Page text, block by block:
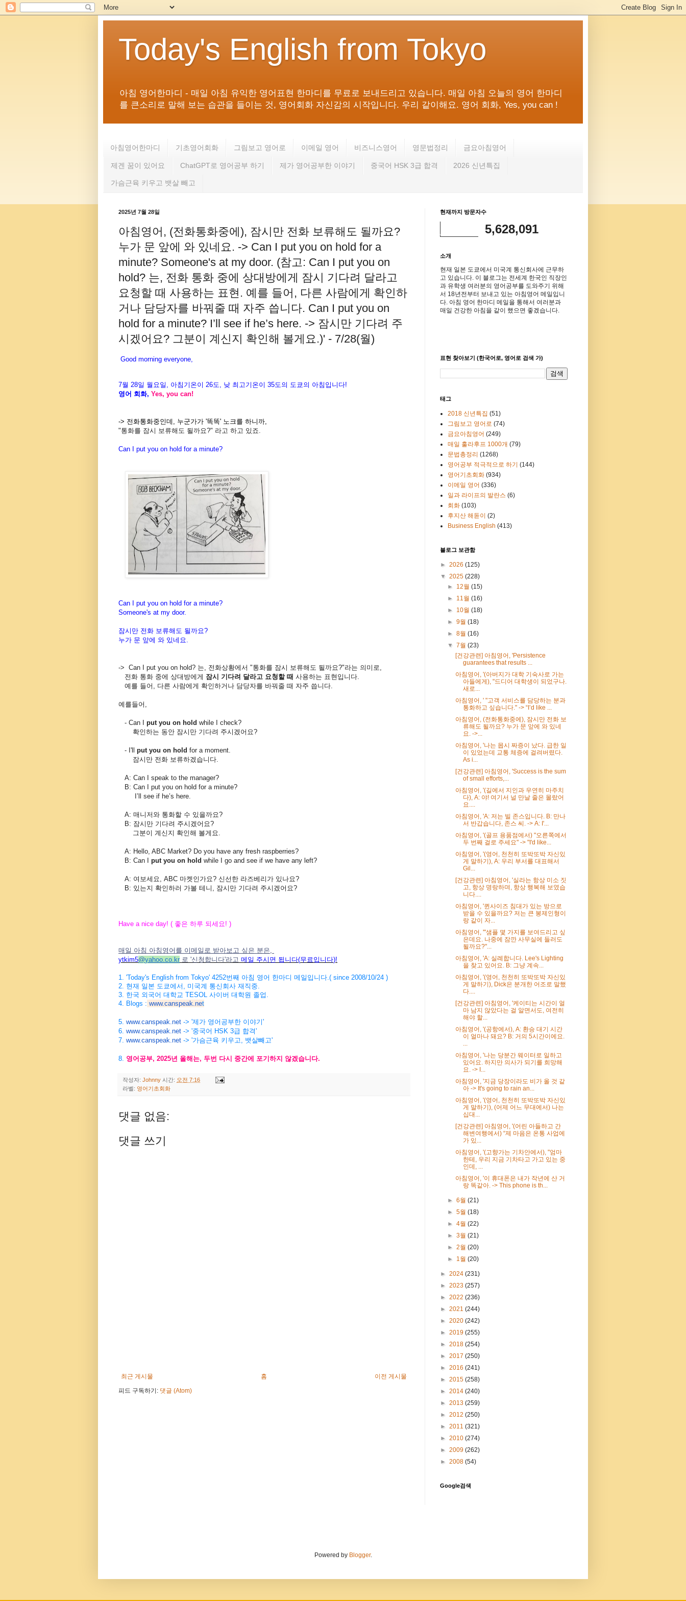
Today's English from Tokyo
아침 영어한마디 - 매일 아침 유익한 영어표현 한마디를 무료로 보내드리고 있습니다. 매일 아침 오늘의 영어 한마디
를 큰소리로 말해 보는 습관을 들이는 것, 영어회화 자신감의 시작입니다. 우리 같이해요. 영어 회화, Yes, you can !
아침영어한마디 기초영어회화 그림보고 영어로 이메일 영어 비즈니스영어 영문법정리 금요아침영어
제겐 꿈이 있어요 ChatGPT로 영어공부 하기 제가 영어공부한 이야기 중국어 HSK 3급 합격 2026 신년특집
가슴근육 키우고 뱃살 빼고
2025년 7월 28일
아침영어, (전화통화중에), 잠시만 전화 보류해도 될까요?
누가 문 앞에 와 있네요. -> Can I put you on hold for a
minute? Someone's at my door. (참고: Can I put you on
hold? 는, 전화 통화 중에 상대방에게 잠시 기다려 달라고
요청할 때 사용하는 표현. 예를 들어, 다른 사람에게 확인하
거나 담당자를 바꿔줄 때 자주 씁니다. Can I put you on
hold for a minute? I’ll see if he’s here. -> 잠시만 기다려 주
시겠어요? 그분이 계신지 확인해 볼게요.)' - 7/28(월)
Good morning everyone,
7월 28일 월 요일 아침기온이 26도 낮 최고기온이 35도 의 도 쿄의 아침입니다!
영어 회화, Yes, you can!
-> 전화통화중인데, 누군가가 '똑똑' 노크를 하니까,
"통화를 잠시 보류해도 될까요?" 라고 하고 있죠.
Can I put you on hold for a minute?
Can I put you on hold for a minute?
Someone's at my door.
잠시만 전화 보류해도 될까요?
누가 문 앞에 와 있네요.
-> Can I put you on hold? 는 전화상황에서 "통화를 잠시 보류해도 될까요?"라는 의미로,
전화 통화 중에 상대방에게 잠시 기다려 달라고 요청할 때 사용하는 표현입니다
예를 들어 다른 사람에게 확인하거나 담당자를 바꿔줄 때 자주 씁니다
예를들어,
- Can I put you on hold while I check?
확인하는 동안 잠시만 기다려 주시겠어요?
- I'll put you on hold for a moment.
잠시만 전화 보류하겠습니다
A: Can I speak to the manager?
B: Can I put you on hold for a minute?
I’ll see if he’s here.
A: 매니저와 통화할 수 있을까요?
B: 잠시만 기다려 주시겠어요?
그분이 계신지 확인해 볼게요
A: Hello, ABC Market? Do you have any fresh raspberries?
B: Can I put you on hold while I go and see if we have any left?
A: 여보세요, ABC 마켓인가요? 신선한 라즈베리가 있나요?
B: 있는지 확인하러 가볼 테니, 잠시만 기다려 주시겠어요?
Have a nice day! ( 좋은 하루 되세요 ! )
매일 아침 아침영어를 이메일로 받아보고 싶은 분은,
ytkim5@yahoo.co.kr 로 '신청합니다'라고 메일 주시면 됩니다(무료입니다)!
1. 'Today's English from Tokyo' 4252번째 아침 영어 한마디 메일입니다 .( since 2008/10/24 )
2. 현재 일본 도쿄에서 미국계 통신회사 재직중
3. 한국 외국어 대학교 TESOL 사이버 대학원 졸업
4. Blogs : www.canspeak.net
5. www.canspeak.net -> '제가 영어공부한 이야기'
6. www.canspeak.net -> '중국어 HSK 3급 합격'
7. www.canspeak.net -> '가슴근육 키우고, 뱃살빼고'
8. 영어공부, 2025년 올해는, 두번 다시 중간에 포기하지 않겠습니다.
작성자: Johnny 시간: 오전 7:16
라벨: 영어기초회화
댓글 없음:
댓글 쓰기
최근 게시물 이전 게시물
홈
피드 구독하기: 댓글 (Atom)
현재까지 방문자수
5,628,091
소개
현재 일본 도쿄에서 미국계 통신회사에 근무하
고 있습니다. 이 블로그는 전세계 한국인 직장인
과 유학생 여러분의 영어공부를 도와주기 위해
서 18년전부터 보내고 있는 아침영어 메일입니
다. 아침 영어 한마디 메일을 통해서 여러분과
매일 건강한 아침을 같이 했으면 좋겠습니다.
표현 찾아보기 (한국어로, 영어로 검색 가)
태그
2018 신년특집 (51)
그림보고 영어로 (74)
금요아침영어 (249)
매일 훌라후프 1000개 (79)
문법총정리 (1268)
영어공부 적극적으로 하기 (144)
영어기초회화 (934)
이메일 영어 (336)
일과 라이프의 발란스 (6)
회화 (103)
후지산 해돋이 (2)
Business English (413)
블로그 보관함
► 2026 (125)
▼ 2025 (228)
► 12월(15)
► 11월(16)
► 10월(18)
►9월(18)
►8월(16)
▼7월(23)
[건강관련] 아침영어, 'Persistence
guarantees that results ...
아침영어, '(아버지가 대학 기숙사로 가는
아들에게), "드디어 대학생이 되었구나.
새로...
아침영어, ' "고객 서비스를 담당하는 분과
통화하고 싶습니다." -> “I’d like ...
아침영어, (전화통화중에), 잠시만 전화 보
류해도 될까요? 누가 문 앞에 와 있네
요. ->...
아침영어, '나는 몹시 짜증이 났다. 급한 일
이 있었는데 교통 체증에 걸려버렸다.
As i...
[건강관련] 아침영어, 'Success is the sum
of small efforts,...
아침영어, '(길에서 지인과 우연히 마주치
다), A: 야! 여기서 널 만날 줄은 몰랐어
요....
아침영어, 'A: 저는 빌 존스입니다. B: 만나
서 반갑습니다, 존스 씨. -> A: I'...
아침영어, '(골프 용품점에서) "오른쪽에서
두 번째 걸로 주세요" -> "I'd like...
아침영어, '(영어, 천천히 또박또박 자신있
게 말하기), A: 우리 부서를 대표해서
Gil...
[건강관련] 아침영어, '실라는 항상 미소 짓
고, 항상 명랑하며, 항상 행복해 보였습
니다....
아침영어, '퀸사이즈 침대가 있는 방으로
받을 수 있을까요? 저는 큰 봉제인형이
랑 같이 자...
아침영어, '"샘플 몇 가지를 보여드리고 싶
은데요. 나중에 잠깐 사무실에 들러도
될까요?"...
아침영어, 'A: 실례합니다. Lee's Lighting
을 찾고 있어요. B: 그냥 계속...
아침영어, '(영어, 천천히 또박또박 자신있
게 말하기), Dick은 분개한 어조로 말했
다....
[건강관련] 아침영어, '케이티는 시간이 얼
마 남지 않았다는 걸 알면서도, 여전히
해야 할...
아침영어, '(공항에서), A: 환승 대기 시간
이 얼마나 돼요? B: 거의 5시간이에요.
아침영어, '나는 당분간 웨이터로 일하고
있어요. 하지만 의사가 되기를 희망해
요. -> I...
아침영어, '지금 당장이라도 비가 올 것 같
아 -> It's going to rain an...
아침영어, '(영어, 천천히 또박또박 자신있
게 말하기), (어제 어느 무대에서) 나는
십대...
[건강관련] 아침영어, '(어린 아들하고 간
해변여행에서) “제 마음은 온통 사업에
가 있...
아침영어, '(고향가는 기차안에서), "엄마
한테, 우리 지금 기차타고 가고 있는 중
인데, ...
아침영어, '이 휴대폰은 내가 작년에 산 거
랑 똑같아. -> This phone is th...
►6월(21)
►5월(18)
►4월(22)
►3월(21)
►2월(20)
► 1월(20)
► 2024 (231)
► 2023 (257)
► 2022 (236)
► 2021 (244)
► 2020 (242)
► 2019 (255)
► 2018 (254)
► 2017 (250)
► 2016 (241)
► 2015 (258)
► 2014 (240)
► 2013 (259)
► 2012 (250)
► 2011 (321)
► 2010 (274)
► 2009 (262)
► 2008 (54)
Google검색
Powered by Blogger.